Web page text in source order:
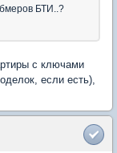
БТИ..?
с ключами
если есть),